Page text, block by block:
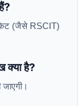
(जैसे RSCIT)
क्या है?